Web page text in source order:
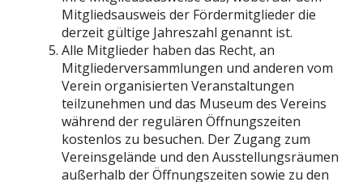
Mitgliedsausweis der Fördermitglieder die
derzeit gültige Jahreszahl genannt ist.
Alle Mitglieder haben das Recht, an
Mitgliederversammlungen und anderen vom
Verein organisierten Veranstaltungen
teilzunehmen und das Museum des Vereins
während der regulären Öffnungszeiten
kostenlos zu besuchen. Der Zugang zum
Vereinsgelände und den Ausstellungsräumen
außerhalb der Öffnungszeiten sowie zu den